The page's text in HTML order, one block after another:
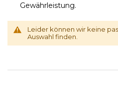
Gewährleistung.
Leider können wir keine
Auswahl finden.